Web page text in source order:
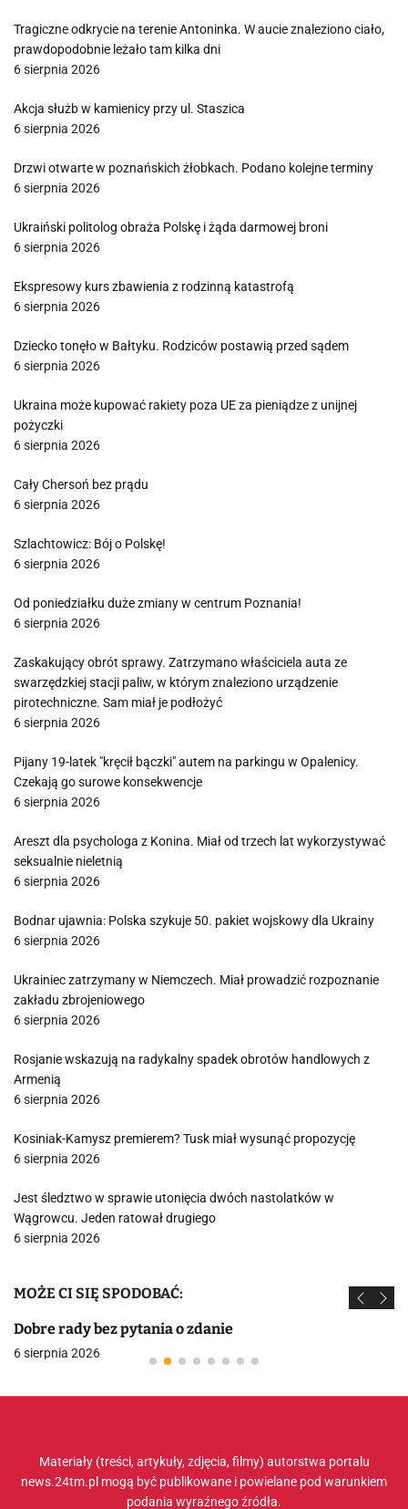
Tragiczne odkrycie na terenie Antoninka. W aucie znaleziono ciało,
prawdopodobnie leżało tam kilka dni
6 sierpnia 2026
Akcja służb w kamienicy przy ul. Staszica
6 sierpnia 2026
Drzwi otwarte w poznańskich żłobkach. Podano kolejne terminy
6 sierpnia 2026
Ukraiński politolog obraża Polskę i żąda darmowej broni
6 sierpnia 2026
Ekspresowy kurs zbawienia z rodzinną katastrofą
6 sierpnia 2026
Dziecko tonęło w Bałtyku. Rodziców postawią przed sądem
6 sierpnia 2026
Ukraina może kupować rakiety poza UE za pieniądze z unijnej
pożyczki
6 sierpnia 2026
Cały Chersoń bez prądu
6 sierpnia 2026
Szlachtowicz: Bój o Polskę!
6 sierpnia 2026
Od poniedziałku duże zmiany w centrum Poznania!
6 sierpnia 2026
Zaskakujący obrót sprawy. Zatrzymano właściciela auta ze
swarzędzkiej stacji paliw, w którym znaleziono urządzenie
pirotechniczne. Sam miał je podłożyć
6 sierpnia 2026
Pijany 19-latek "kręcił bączki" autem na parkingu w Opalenicy.
Czekają go surowe konsekwencje
6 sierpnia 2026
Areszt dla psychologa z Konina. Miał od trzech lat wykorzystywać
seksualnie nieletnią
6 sierpnia 2026
Bodnar ujawnia: Polska szykuje 50. pakiet wojskowy dla Ukrainy
6 sierpnia 2026
Ukrainiec zatrzymany w Niemczech. Miał prowadzić rozpoznanie
zakładu zbrojeniowego
6 sierpnia 2026
Rosjanie wskazują na radykalny spadek obrotów handlowych z
Armenią
6 sierpnia 2026
Kosiniak-Kamysz premierem? Tusk miał wysunąć propozycję
6 sierpnia 2026
Jest śledztwo w sprawie utonięcia dwóch nastolatków w
Wągrowcu. Jeden ratował drugiego
6 sierpnia 2026
MOŻE CI SIĘ SPODOBAĆ:
Dobre rady bez pytania o zdanie
6 sierpnia 2026
Materiały (treści, artykuły, zdjęcia, filmy) autorstwa portalu
news.24tm.pl mogą być publikowane i powielane pod warunkiem
podania wyraźnego źródła.